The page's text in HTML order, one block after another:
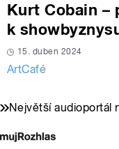
Kurt Cobain –
k
15. duben 2024
ArtCafé
Největší audioportál